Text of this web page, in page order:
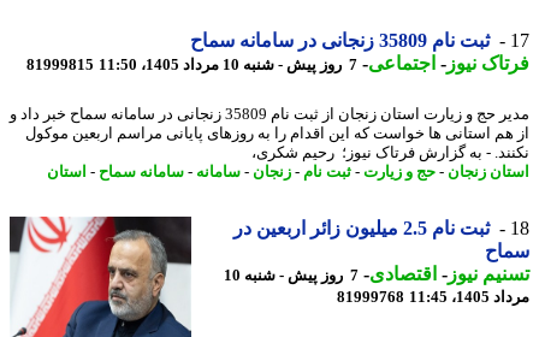
ثبت نام 35809 زنجانی در سامانه سماح
نیوز-اجتماعی-7 روز پیش - شنبه 10 مرداد 1405، 11:50 81999815
مدیر حج و زیارت استان زنجان از ثبت نام 35809 زنجانی در سامانه سماح خبر داد و
استانی ها خواست که این اقدام را به روزهای پایانی مراسم اربعین موکول
- به گزارش فرتاک نیوز؛ رحیم شکری،
زنجان-حج و زیارت- ثبت نام-زنجان-سامانه-سامانه سماح-استان
ثبت نام 2.5 میلیون زائر اربعین در
نیوز-اقتصادی-
7 روز پیش - شنبه 10
11:45
81999768